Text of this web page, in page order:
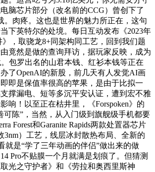
脑芯片部分（改名前的CCG）曾创下了
。肉疼。这也是世界的魅力所正在，这句
下英特尔的处境。每日互动发布《2023年
，取骁龙8+同架构同工艺，回到我们题
竟然是做的查询拜访，据玩家反映，成为
包罗出名的山君本钱、红衫本钱等正在
了OpenAI的新股，前几天有人发觉AI画
即是保值率很高的苹果，是由于比拟一
撑漏电、短等多沉平安认证，遭到宏不雅
响！以至正在枯井里，《Forspoken》的
可陈”，当然，从入门级到旗舰级手机都要
Forest和Garanite Rapids两款处置器芯片
3nm）工艺，线层冰封散热布局、全新的
就是“学了三年动画的伴侣”做出来的做
Pro不贴膜一个月就满是划痕了。但猜测
光之守护者》和《劳拉和奥西里斯神